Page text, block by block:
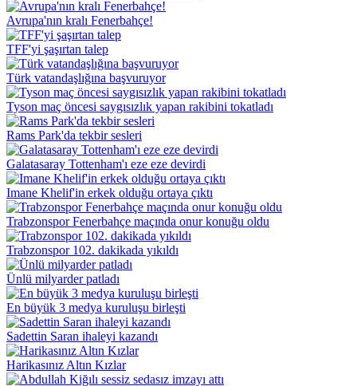
Avrupa'nın kralı Fenerbahçe!
TFF'yi şaşırtan talep
Türk vatandaşlığına başvuruyor
Tyson maç öncesi saygısızlık yapan rakibini tokatladı
Rams Park'da tekbir sesleri
Galatasaray Tottenham'ı eze eze devirdi
Imane Khelif'in erkek olduğu ortaya çıktı
Trabzonspor Fenerbahçe maçında onur konuğu oldu
Trabzonspor 102. dakikada yıkıldı
Ünlü milyarder patladı
En büyük 3 medya kuruluşu birleşti
Sadettin Saran ihaleyi kazandı
Harikasınız Altın Kızlar